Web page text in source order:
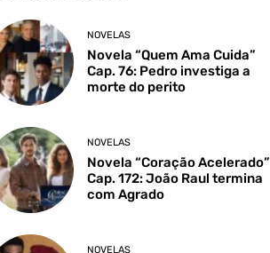
NOVELAS
Novela “Quem Ama Cuida”
Cap. 76: Pedro investiga a
morte do perito
NOVELAS
Novela “Coração Acelerado”
Cap. 172: João Raul termina
com Agrado
NOVELAS